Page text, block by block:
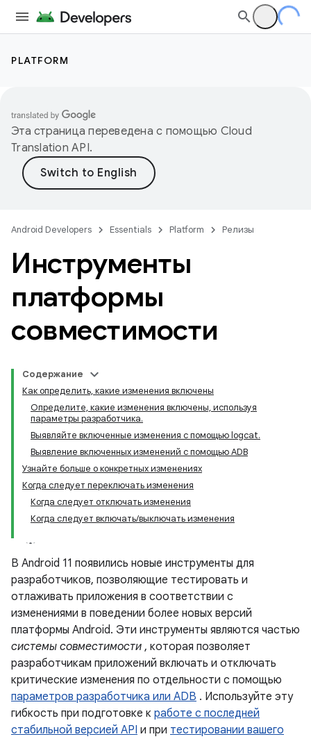
PLATFORM
Эта страница переведена с помощью Cloud
Translation API.
Android Developers Essentials Platform Релизы
Инструменты
платформы
совместимости
Содержание
Как определить, какие изменения включены
Определите, какие изменения включены, используя
параметры разработчика.
Выявляйте включенные изменения с помощью logcat.
Выявление включенных изменений с помощью ADB
Узнайте больше о конкретных изменениях
Когда следует переключать изменения
Когда следует отключать изменения
Когда следует включать/выключать изменения
В Android 11 появились новые инструменты для
разработчиков, позволяющие тестировать и
отлаживать приложения в соответствии с
изменениями в поведении более новых версий
платформы Android. Эти инструменты являются частью
системы совместимости , которая позволяет
разработчикам приложений включать и отключать
критические изменения по отдельности с помощью
параметров разработчика или ADB . Используйте эту
гибкость при подготовке к работе с последней
стабильной версией API и при тестировании вашего